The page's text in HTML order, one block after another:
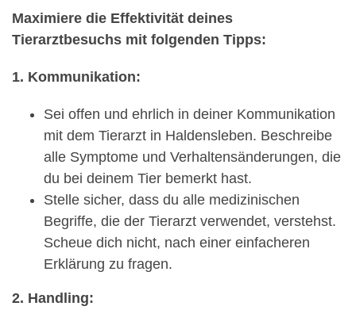
Maximiere die Effektivität deines
Tierarztbesuchs mit folgenden Tipps:
1. Kommunikation:
Sei offen und ehrlich in deiner Kommunikation
mit dem Tierarzt in Haldensleben. Beschreibe
alle Symptome und Verhaltensänderungen, die
du bei deinem Tier bemerkt hast.
Stelle sicher, dass du alle medizinischen
Begriffe, die der Tierarzt verwendet, verstehst.
Scheue dich nicht, nach einer einfacheren
Erklärung zu fragen.
2. Handling: